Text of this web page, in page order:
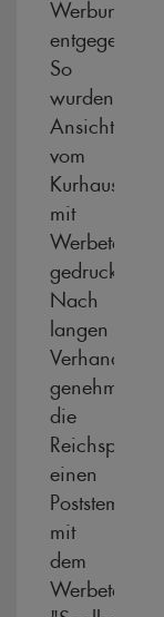
Werbung
So
wurden
vom
Kurhaus
mit
Werbetexten
gedruckt.
Nach
langen
genehmigte
die
Reichspost
einen
Poststempel
mit
dem
Werbetext:
"Soolbad